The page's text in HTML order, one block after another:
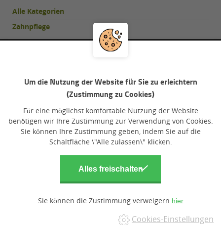
Alle Kategorien
Zahnpflege
548 530 329
Email:
ordinace@addent.cz
Sprechstunden
8:00 - 16:00
7:30 - 15:30
Donnerstag
7:30 - 14:00
9:00
Um die Nutzung der Website für Sie zu erleichtern
(Zustimmung zu Cookies)
Für eine möglichst komfortable Nutzung der Website
benötigen wir Ihre Zustimmung zur Verwendung von Cookies.
Sie können Ihre Zustimmung geben, indem Sie auf die
Schaltfläche \"Alle zulassen\" klicken.
Sie können die Zustimmung verweigern
Cookies-Einstellungen